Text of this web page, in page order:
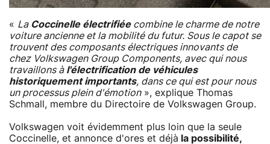
« La Coccinelle électrifiéecombine le charme de notre
voiture ancienne et la mobilité du futur. Sous le capot se
trouvent des composants électriques innovants de
chez Volkswagen Group Components, avec qui nous
travaillons à l'électrification de véhicules
historiquement importants, dans ce qui est pour nous
un processus plein d'émotion», explique Thomas
Schmall, membre du Directoire de Volkswagen Group.
Volkswagen voit évidemment plus loin que la seule
Coccinelle, et annonce d'ores et déjà la possibilité,